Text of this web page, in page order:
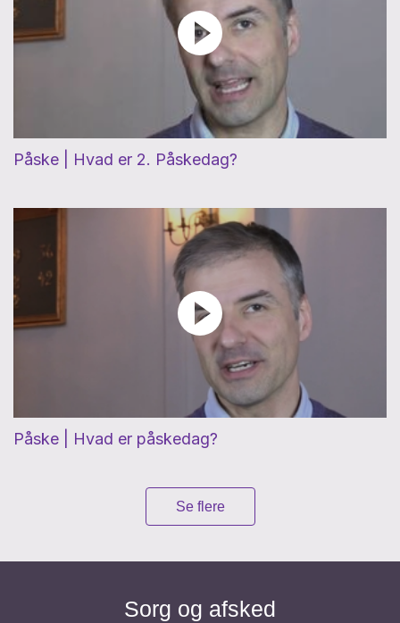
Påske | Hvad er 2. Påskedag?
Påske | Hvad er påskedag?
Se flere
Sorg og afsked